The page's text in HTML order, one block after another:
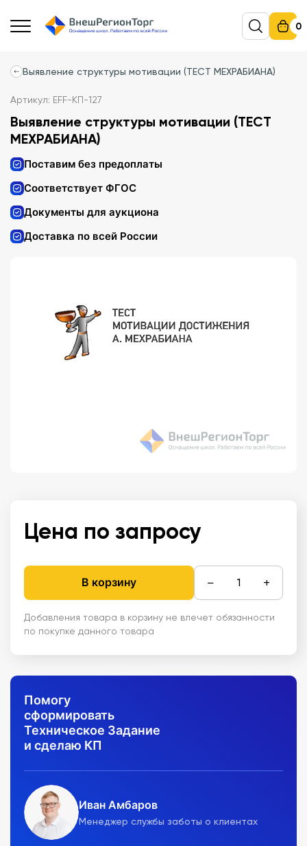
0
Выявление структуры мотивации (ТЕСТ МЕХРАБИАНА)
Артикул: EFF-КП-127
Выявление структуры мотивации (ТЕСТ
МЕХРАБИАНА)
Поставим без предоплаты
Соответствует ФГОС
Документы для аукциона
Доставка по всей России
Цена по запросу
В корзину − +
Добавления товара в корзину не влечет обязанности
по покупке данного товара
Помогу
сформировать
Техническое Задание
и сделаю КП
Иван Амбаров
Менеджер службы заботы о клиентах